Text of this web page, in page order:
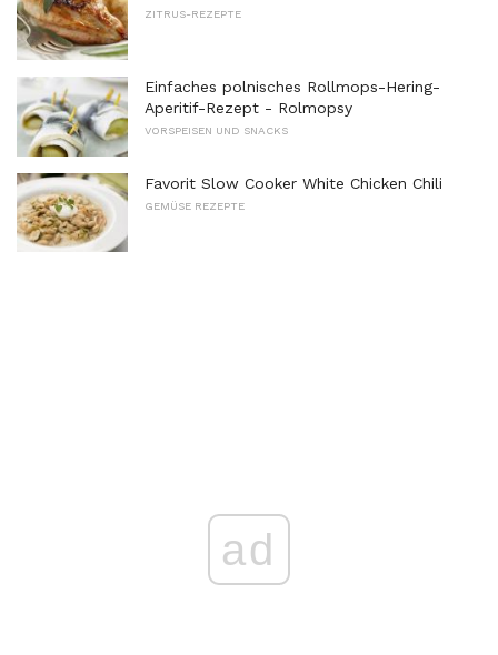
ZITRUS-REZEPTE
Einfaches polnisches Rollmops-Hering-
Aperitif-Rezept - Rolmopsy
VORSPEISEN UND SNACKS
Favorit Slow Cooker White Chicken Chili
GEMÜSE REZEPTE
ad